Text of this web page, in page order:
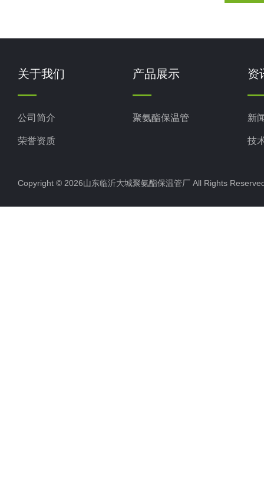
关于我们
公司简介
荣誉资质
产品展示
聚氨酯保温管
资
新
技
Copyright © 2026山东临沂大城聚氨酯保温管厂 All Rights